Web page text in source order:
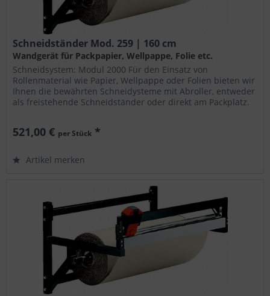
Schneidständer Mod. 259 | 160 cm
Wandgerät für Packpapier, Wellpappe, Folie etc.
Schneidsystem: Modul 2000 Für den Einsatz von
Rollenmaterial wie Papier, Wellpappe oder Folien bieten wir
Ihnen die bewährten Schneidysteme mit Abroller, entweder
als freistehende Schneidständer oder direkt am Packplatz.
521,00 € per Stück *
Artikel merken